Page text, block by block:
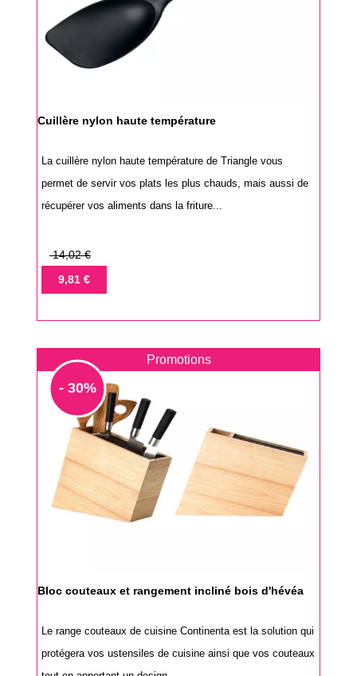
Cuillère nylon haute température
La cuillère nylon haute température de Triangle vous
permet de servir vos plats les plus chauds, mais aussi de
récupérer vos aliments dans la friture...
Prix
base
14,02 €
Prix9,81 €
Promotions
- 30%
Bloc couteaux et rangement incliné bois d'hévéa
Le range couteaux de cuisine Continenta est la solution qui
protégera vos ustensiles de cuisine ainsi que vos couteaux